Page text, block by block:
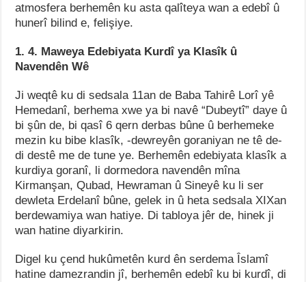
atmosfera berhemên ku asta qalîteya wan a edebî û
hunerî bilind e, felişiye.
1. 4. Maweya Edebiyata Kurdî ya Klasîk û
Navendên Wê
Ji weqtê ku di sedsala 11an de Baba Tahirê Lorî yê
Hemedanî, berhema xwe ya bi navê “Dubeytî” daye û
bi şûn de, bi qasî 6 qern derbas bûne û berhemeke
mezin ku bibe klasîk, -dewreyên goraniyan ne tê de-
di destê me de tune ye. Berhemên edebiyata klasîk a
kurdiya goranî, li dormedora navendên mîna
Kirmanşan, Qubad, Hewraman û Sineyê ku li ser
dewleta Erdelanî bûne, gelek in û heta sedsala XIXan
berdewamiya wan hatiye. Di tabloya jêr de, hinek ji
wan hatine diyarkirin.
Digel ku çend hukûmetên kurd ên serdema Îslamî
hatine damezrandin jî, berhemên edebî ku bi kurdî, di